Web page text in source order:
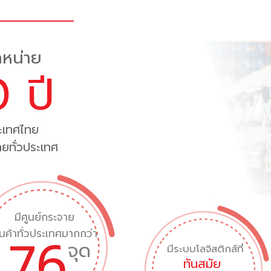
น่าย
ทศไทย
วประเทศ
ปี
มีระบบโลจิสติกส์ที่
ทันสมัย
มีศูนย์กระจาย
ค้าทั่วประเทศมากกว่า
จุด